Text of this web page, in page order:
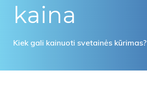
kaina
Kiek gali kainuoti svetainės kūrimas?